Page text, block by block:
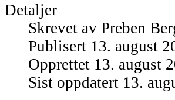
Detaljer
Skrevet av Preben
Publisert 13. august
Opprettet 13. august
Sist oppdatert 13.